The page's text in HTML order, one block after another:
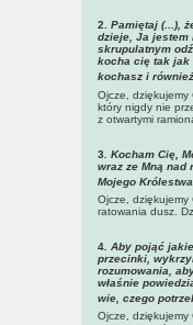
2. Pamiętaj (...),
dzieje, Ja jestem
skrupulatnym
kocha cię tak jak
kochasz i
Ojcze, dziękujemy
który nigdy nie
z otwartymi
3 . Kocham Cię,
wraz ze Mną
Mojego
Ojcze, dziękujemy
ratowania dusz.
4 . Aby pojąć
przecinki,
rozumowania,
właśnie
wie, czego
Ojcze, dziękujemy